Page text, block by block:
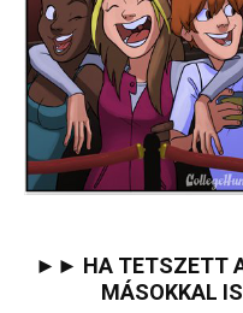
►► HA TETSZETT A
MÁSOKKAL